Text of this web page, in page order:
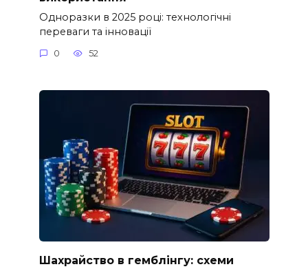
Одноразки в 2025 році: технологічні
переваги та інновації
0 52
Шахрайство в гемблінгу: схеми